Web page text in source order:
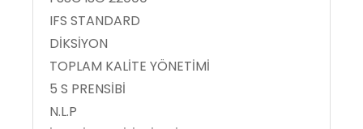
IFS STANDARD
DİKSİYON
TOPLAM KALİTE YÖNETİMİ
5 S PRENSİBİ
N.L.P